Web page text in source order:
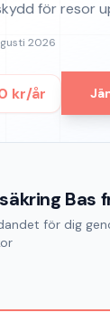
för resor
2026
kr/år
Bas
för dig